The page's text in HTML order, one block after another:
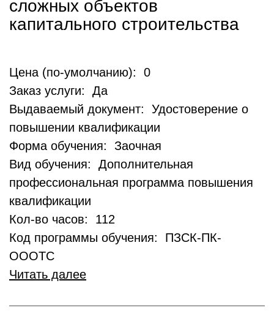
сложных объектов
капитального строительства
Цена (по-умолчанию): 0
Заказ услуги: Да
Выдаваемый документ: Удостоверение о
повышении квалификации
Форма обучения: Заочная
Вид обучения: Дополнительная
профессиональная программа повышения
квалификации
Кол-во часов: 112
Код программы обучения: ПЗСК-ПК-
ОООТС
Читать далее